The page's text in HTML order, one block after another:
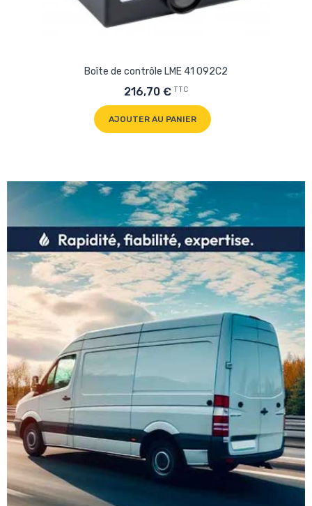
Boîte de contrôle LME 41 092C2
216,70 € TTC
AJOUTER AU PANIER